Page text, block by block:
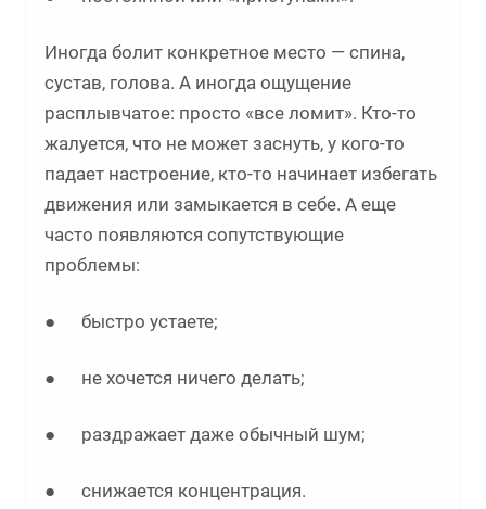
Иногда болит конкретное место — спина,
сустав, голова. А иногда ощущение
расплывчатое: просто «все ломит». Кто-то
жалуется, что не может заснуть, у кого-то
падает настроение, кто-то начинает избегать
движения или замыкается в себе. А еще
часто появляются сопутствующие
проблемы:
● быстро устаете;
● не хочется ничего делать;
● раздражает даже обычный шум;
● снижается концентрация.